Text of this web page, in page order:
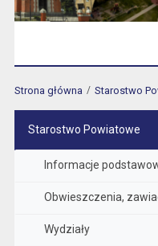
Strona główna Starostwo
Starostwo Powiatowe
Informacje
Obwieszczenia,
Wydziały